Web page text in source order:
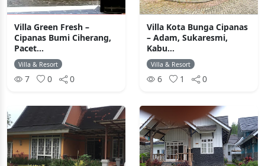
Villa Green Fresh –
Cipanas Bumi Ciherang,
Pacet...
Villa & Resort
7 0 0
Villa Kota Bunga Cipanas
– Adam, Sukaresmi,
Kabu...
Villa & Resort
6 1 0